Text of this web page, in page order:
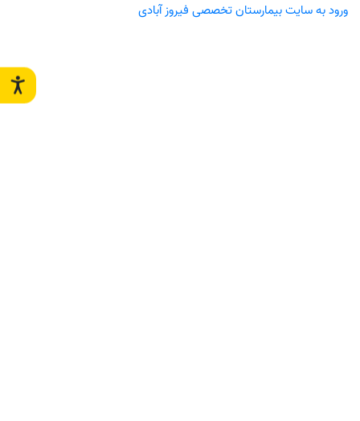
ورود به سایت بیمارستان تخصصی فیروز آبادی